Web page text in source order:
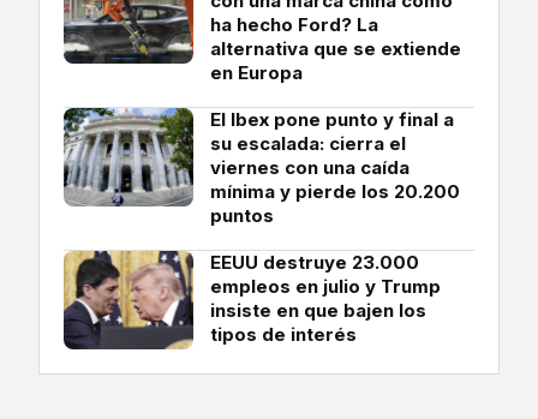
ha hecho Ford? La
alternativa que se extiende
en Europa
El Ibex pone punto y final a
su escalada: cierra el
viernes con una caída
mínima y pierde los 20.200
puntos
EEUU destruye 23.000
empleos en julio y Trump
insiste en que bajen los
tipos de interés